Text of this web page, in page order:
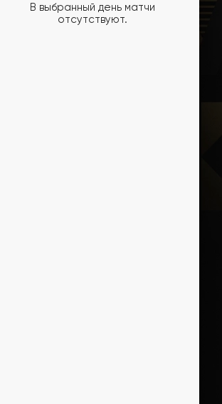
В выбранный день матчи
отсутствуют.